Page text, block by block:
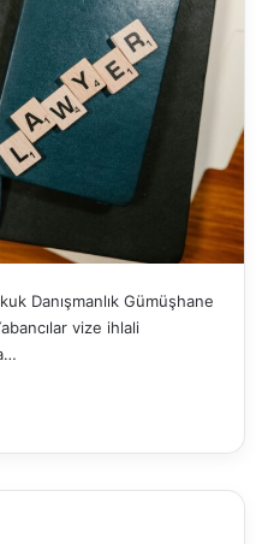
Danışmanlık Gümüşhane
vize ihlali